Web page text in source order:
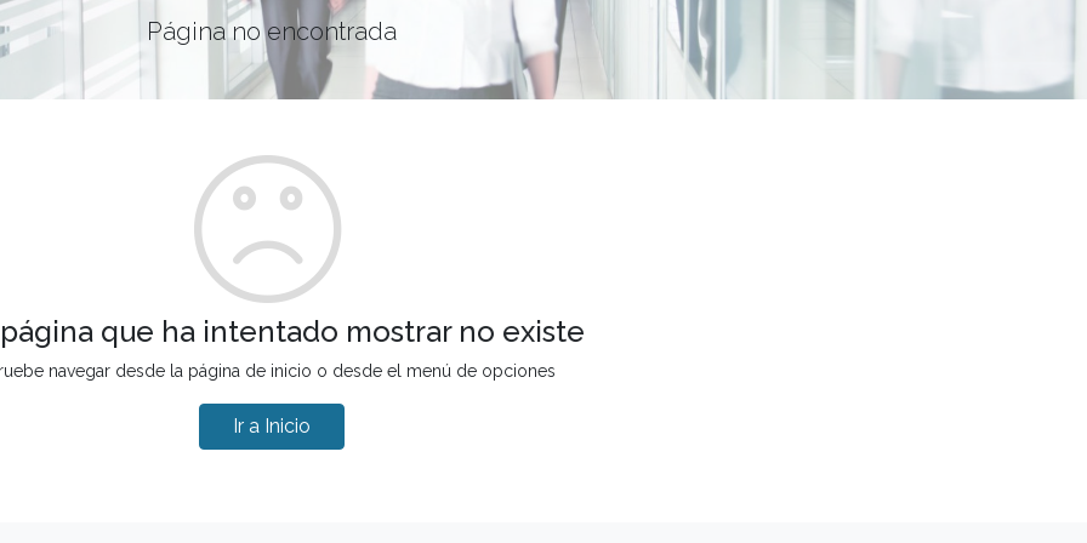
Página no encontrada
que ha intentado mostrar no existe
navegar desde la página de inicio o desde el menú de opciones
Ir a Inicio